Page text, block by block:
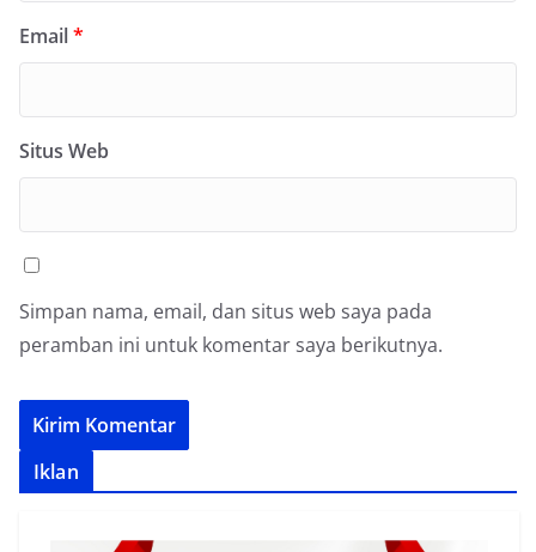
Email*
Situs Web
Simpan nama, email, dan situs web saya pada
peramban ini untuk komentar saya berikutnya.
Iklan